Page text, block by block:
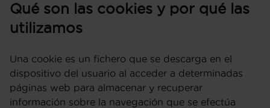
Qué son las cookies y por qué las
utilizamos
Una cookie es un fichero que se descarga en el
dispositivo del usuario al acceder a determinadas
páginas web para almacenar y recuperar
información sobre la navegación que se efectúa